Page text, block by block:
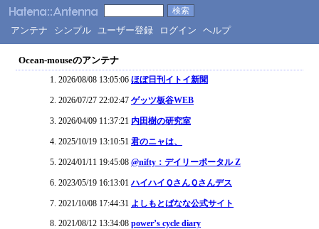
アンテナ シンプル ユーザー登録 ログイン ヘルプ
Ocean-mouseのアンテナ
2026/08/08 13:05:06 ほぼ日刊イトイ新聞
2026/07/27 22:02:47 ゲッツ板谷WEB
2026/04/09 11:37:21 内田樹の研究室
2025/10/19 13:10:51 君のニャは、
2024/01/11 19:45:08 @nifty：デイリーポータル Z
2023/05/19 16:13:01 ハイハイＱさんＱさんデス
2021/10/08 17:44:31 よしもとばなな公式サイト
2021/08/12 13:34:08 power’s cycle diary